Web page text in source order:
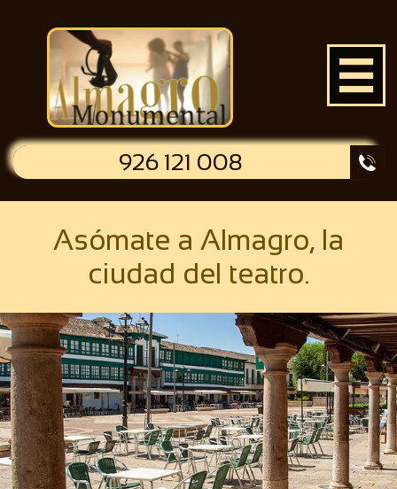

926 121 008 
Asómate a Almagro, la
ciudad del teatro.